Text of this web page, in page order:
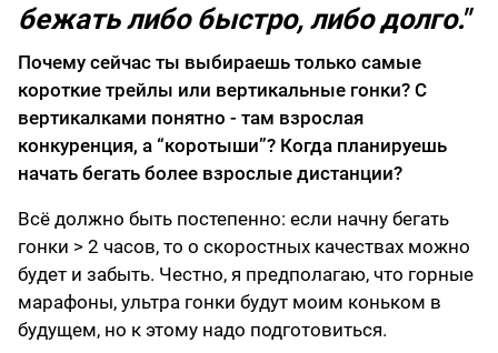
бежать либо быстро, либо долго."
Почему сейчас ты выбираешь только самые
короткие трейлы или вертикальные гонки? С
вертикалками понятно - там взрослая
конкуренция, а “коротыши”? Когда планируешь
начать бегать более взрослые дистанции?
Всё должно быть постепенно: если начну бегать
гонки > 2 часов, то о скоростных качествах можно
будет и забыть. Честно, я предполагаю, что горные
марафоны, ультра гонки будут моим коньком в
будущем, но к этому надо подготовиться.